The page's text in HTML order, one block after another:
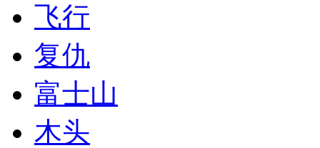
飞行
复仇
富士山
木头